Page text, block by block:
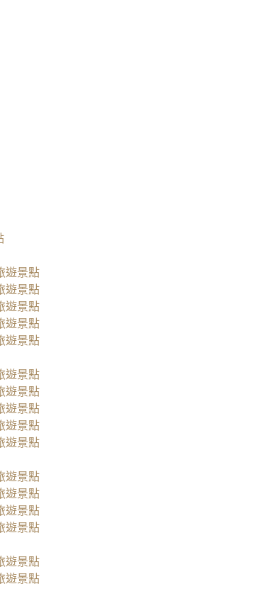
遊景點
遊景點
遊景點
遊景點
遊景點
遊景點
遊景點
遊景點
遊景點
遊景點
遊景點
遊景點
遊景點
遊景點
遊景點
遊景點